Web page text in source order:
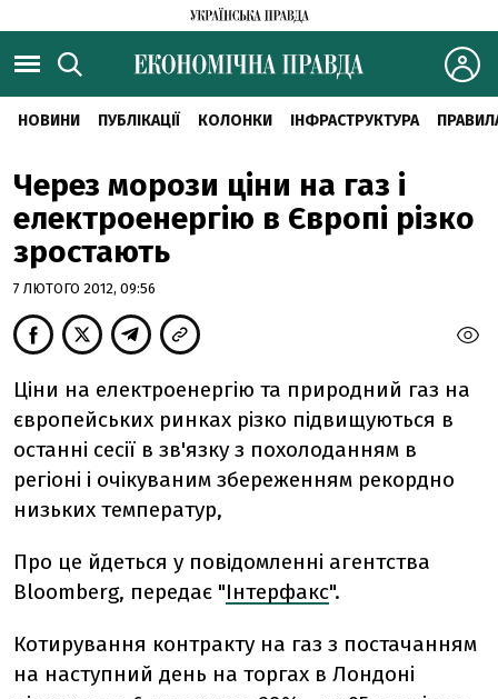
НОВИНИ ПУБЛІКАЦІЇ КОЛОНКИ ІНФРАСТРУКТУРА
Через морози ціни на газ і
електроенергію в Європі різко
зростають
7 ЛЮТОГО 2012, 09:56
Ціни на електроенергію та природний газ на
європейських ринках різко підвищуються в
останні сесії в зв'язку з похолоданням в
регіоні і очікуваним збереженням рекордно
низьких температур,
Про це йдеться у повідомленні агентства
Bloomberg, передає "Інтерфакс".
Котирування контракту на газ з постачанням
на наступний день на торгах в Лондоні